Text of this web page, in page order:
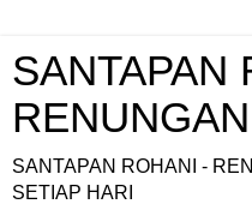
SANTAPAN
SANTAPAN ROHANI -
SETIAP HARI